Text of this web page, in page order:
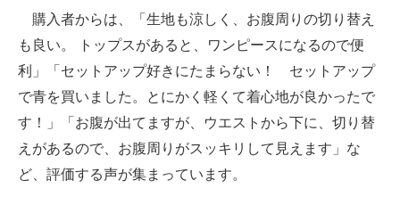
購入者からは、「生地も涼しく、お腹周りの切り替え
も良い。 トップスがあると、ワンピースになるので便
利」「セットアップ好きにたまらない！ セットアップ
で青を買いました。とにかく軽くて着心地が良かったで
す！」「お腹が出てますが、ウエストから下に、切り替
えがあるので、お腹周りがスッキリして見えます」な
ど、評価する声が集まっています。